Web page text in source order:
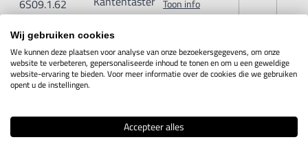
6S09.1.62
20mm
Toon info
6S09.1.63
Elektronische
Kantentaster
Toon info
Wij gebruiken cookies
We kunnen deze plaatsen voor analyse van onze bezoekersgegevens, om onze
website te verbeteren, gepersonaliseerde inhoud te tonen en om u een geweldige
website-ervaring te bieden. Voor meer informatie over de cookies die we gebruiken
opent u de instellingen.
Accepteer alles